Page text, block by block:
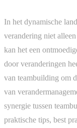
In het dynamische
verandering niet
kan het een
door veranderingen
van teambuilding om
van
synergie tussen
praktische tips, best